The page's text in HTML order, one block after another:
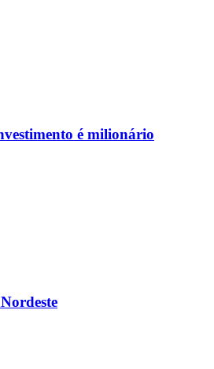
é milionário